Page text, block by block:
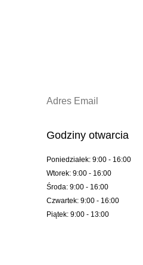
Godziny otwarcia
Poniedziałek: 9:00 - 16:00
Wtorek: 9:00 - 16:00
Środa: 9:00 - 16:00
Czwartek: 9:00 - 16:00
Piątek: 9:00 - 13:00